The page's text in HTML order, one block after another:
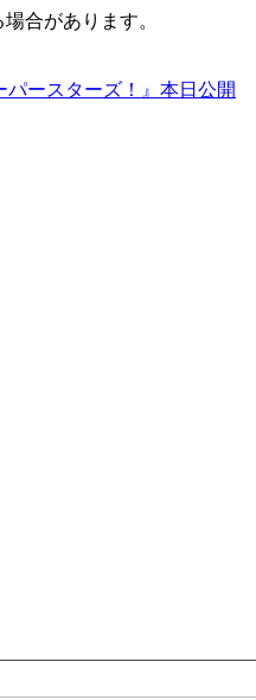
合があります。
ースターズ！』本日公開